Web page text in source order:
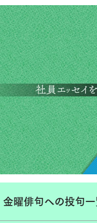
金曜俳句への投句